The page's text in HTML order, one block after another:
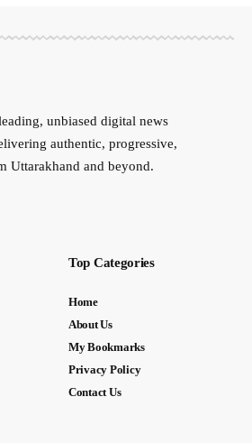
unbiased digital news
authentic, progressive,
Uttarakhand and beyond.
Top Categories
Home
About Us
My Bookmarks
Privacy Policy
Contact Us